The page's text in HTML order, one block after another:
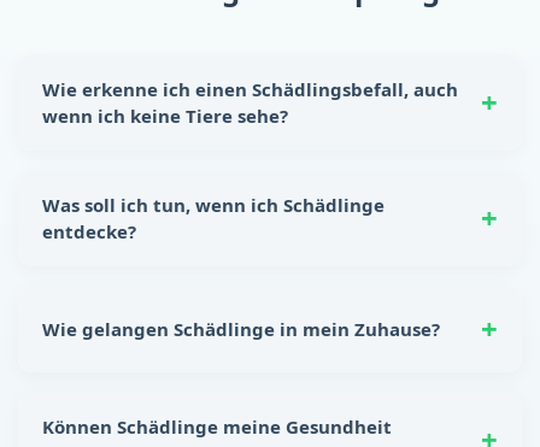
Wie erkenne ich einen Schädlingsbefall, auch
wenn ich keine Tiere sehe?
Wänden oder Schränken sowie unangenehme Gerüche.
Auch beschädigte Lebensmittelverpackungen sind ein
Was soll ich tun, wenn ich Schädlinge
entdecke?
eine nachhaltige Lösung empfiehlt sich die
Wie gelangen Schädlinge in mein Zuhause?
reichen aus. Schon eine Lücke von wenigen Millimetern
Können Schädlinge meine Gesundheit